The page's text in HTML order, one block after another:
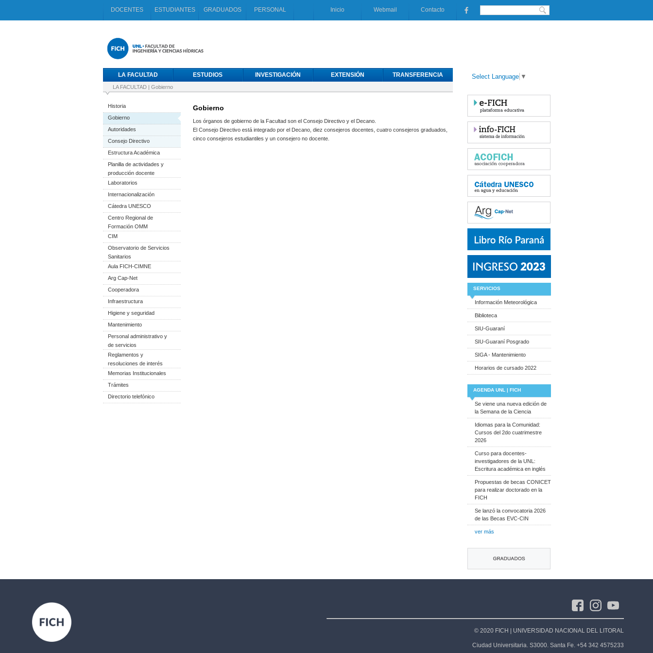
DOCENTES ESTUDIANTES GRADUADOS PERSONAL Inicio Webmail Contacto
Select Language ▼
SERVICIOS
Información Meteorológica
Biblioteca
SIU-Guaraní
SIU-Guaraní Posgrado
SIGA - Mantenimiento
Horarios de cursado 2022
AGENDA UNL | FICH
Se viene una nueva edición de
la Semana de la Ciencia
Idiomas para la Comunidad:
Cursos del 2do cuatrimestre
2026
​Curso para docentes-
investigadores de la UNL:
Escritura académica en inglés
Propuestas de becas CONICET
para realizar doctorado en la
FICH
Se lanzó la convocatoria 2026
de las Becas EVC-CIN
ver más
LA FACULTAD ESTUDIOS INVESTIGACIÓN EXTENSIÓN TRANSFERENCIA
LA FACULTAD | Gobierno
Historia
Gobierno
Autoridades
Consejo Directivo
Estructura Académica
Planilla de actividades y
producción docente
Laboratorios
Internacionalización
Cátedra UNESCO
Centro Regional de
Formación OMM
CIM
Observatorio de Servicios
Sanitarios
Aula FICH-CIMNE
Arg Cap-Net
Cooperadora
Infraestructura
Higiene y seguridad
Mantenimiento
Personal administrativo y
de servicios
Reglamentos y
resoluciones de interés
Memorias Institucionales
Trámites
Directorio telefónico
Gobierno
Los órganos de gobierno de la Facultad son el Consejo Directivo y el Decano.
El Consejo Directivo está integrado por el Decano, diez consejeros docentes, cuatro consejeros graduados,
cinco consejeros estudiantiles y un consejero no docente.
© 2020 FICH | UNIVERSIDAD NACIONAL DEL LITORAL
Ciudad Universitaria. S3000. Santa Fe. +54 342 4575233